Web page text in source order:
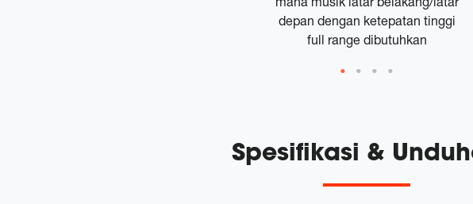
depan dengan ketepatan tinggi
full range dibutuhkan
Spesifikasi &